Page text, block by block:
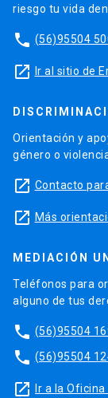
riesgo tu vida
phone (56)95504
launch Ir al sitio de
Orientación y
género o
launch Contacto
launch Más
MEDIACIÓN
Teléfonos para
alguno de tus
phone (56)95504
phone (56)95504
launch Ir a la